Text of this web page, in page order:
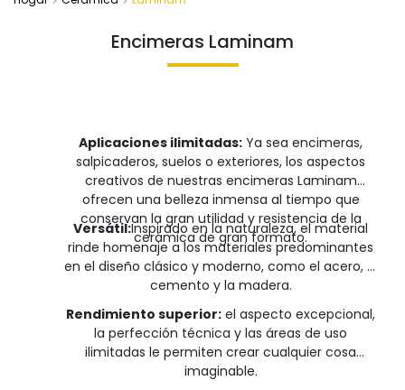
Encimeras Laminam
Aplicaciones ilimitadas: Ya sea encimeras,
salpicaderos, suelos o exteriores, los aspectos
creativos de nuestras encimeras Laminam
ofrecen una belleza inmensa al tiempo que
conservan la gran utilidad y resistencia de la
cerámica de gran formato.
Versátil:Inspirado en la naturaleza, el material
rinde homenaje a los materiales predominantes
en el diseño clásico y moderno, como el acero, el
cemento y la madera.
Rendimiento superior: el aspecto excepcional,
la perfección técnica y las áreas de uso
ilimitadas le permiten crear cualquier cosa
imaginable.